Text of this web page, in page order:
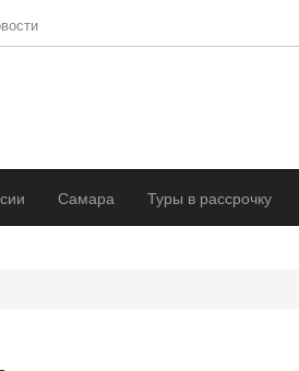
Самара Туры в рассрочку